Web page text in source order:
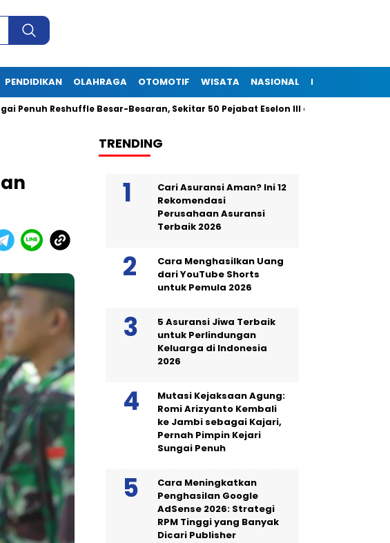
PENDIDIKAN OLAHRAGA OTOMOTIF WISATA NASIONAL INTERNASIONAL
Reshuffle Besar-Besaran, Sekitar 50 Pejabat Eselon III dan IV Dilantik Malam Ini
TRENDING
Cari Asuransi Aman? Ini 12
Rekomendasi
Perusahaan Asuransi
Terbaik 2026
Cara Menghasilkan Uang
dari YouTube Shorts
untuk Pemula 2026
5 Asuransi Jiwa Terbaik
untuk Perlindungan
Keluarga di Indonesia
2026
Mutasi Kejaksaan Agung:
Romi Arizyanto Kembali
ke Jambi sebagai Kajari,
Pernah Pimpin Kejari
Sungai Penuh
Cara Meningkatkan
Penghasilan Google
AdSense 2026: Strategi
RPM Tinggi yang Banyak
Dicari Publisher